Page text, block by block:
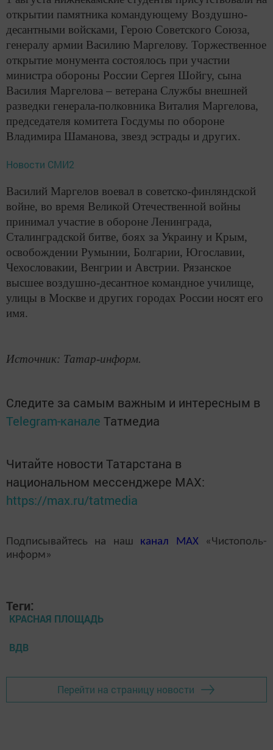
открытии памятника командующему Воздушно-
десантными войсками, Герою Советского Союза,
генералу армии Василию Маргелову. Торжественное
открытие монумента состоялось при участии
министра обороны России Сергея Шойгу, сына
Василия Маргелова – ветерана Службы внешней
разведки генерала-полковника Виталия Маргелова,
председателя комитета Госдумы по обороне
Владимира Шаманова, звезд эстрады и других.
Новости СМИ2
Василий Маргелов воевал в советско-финляндской
войне, во время Великой Отечественной войны
принимал участие в обороне Ленинграда,
Сталинградской битве, боях за Украину и Крым,
освобождении Румынии, Болгарии, Югославии,
Чехословакии, Венгрии и Австрии. Рязанское
высшее воздушно-десантное командное училище,
улицы в Москве и других городах России носят его
имя.
Источник: Татар-информ.
Следите за самым важным и интересным в
Telegram-канале Татмедиа
Читайте новости Татарстана в
национальном мессенджере MАХ:
https://max.ru/tatmedia
Подписывайтесь на наш канал MAX«Чистополь-
информ»
Теги:
КРАСНАЯ ПЛОЩАДЬ
ВДВ
Перейти на страницу новости